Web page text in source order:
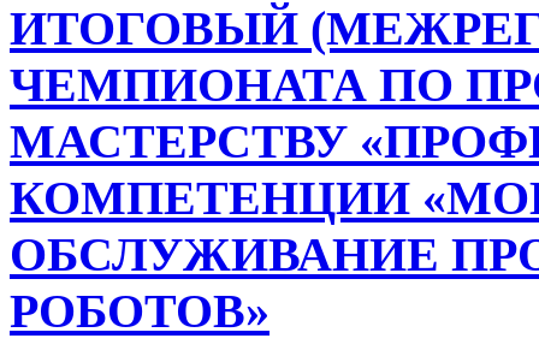
ИТОГОВЫЙ
ЧЕМПИОНАТА ПО
МАСТЕРСТВУ
КОМПЕТЕНЦИИ
ОБСЛУЖИВАНИЕ
РОБОТОВ»